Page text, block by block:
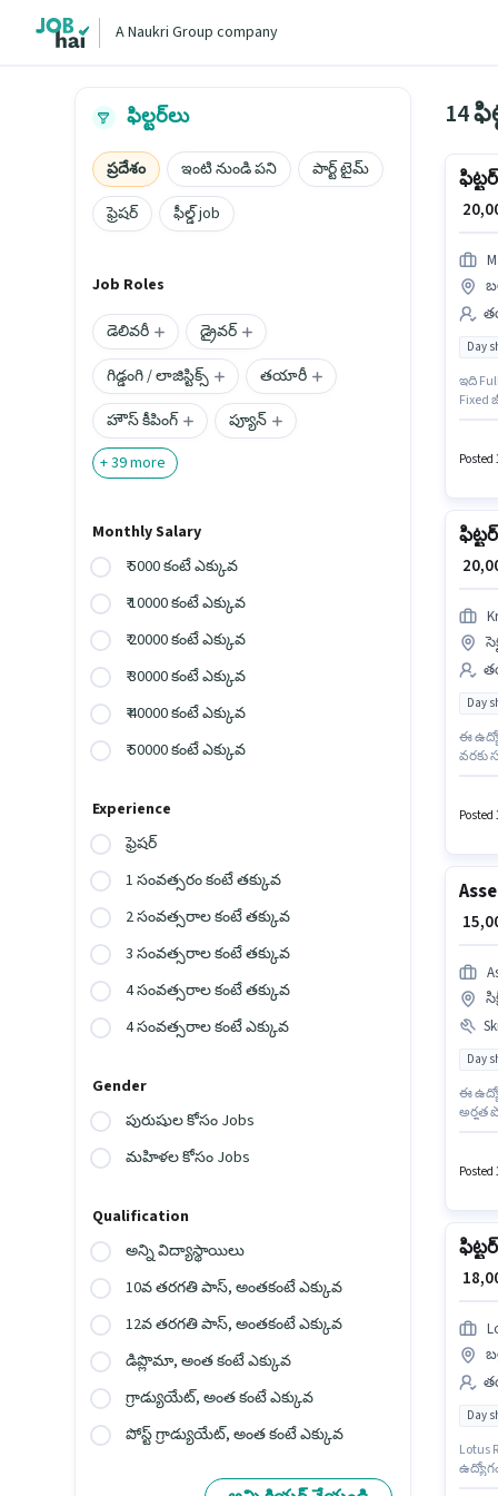
A Naukri Group company
ఫిల్టర్‌లు
ప్రదేశం ఇంటి నుండి పని
పార్ట్ టైమ్
ఫ్రెషర్
ఫీల్డ్ job
Job Roles
డెలివరీ
డ్రైవర్
గిడ్డంగి / లాజిస్టిక్స్
తయారీ
హౌస్ కీపింగ్
ప్యూన్
+39more
Monthly Salary
₹ 5000 కంటే ఎక్కువ
₹ 10000 కంటే ఎక్కువ
₹ 20000 కంటే ఎక్కువ
₹ 30000 కంటే ఎక్కువ
₹ 40000 కంటే ఎక్కువ
₹ 50000 కంటే ఎక్కువ
Experience
ఫ్రెషర్
1 సంవత్సరం కంటే తక్కువ
2 సంవత్సరాల కంటే తక్కువ
3 సంవత్సరాల కంటే తక్కువ
4 సంవత్సరాల కంటే తక్కువ
4 సంవత్సరాల కంటే ఎక్కువ
Gender
పురుషుల కోసం Jobs
మహిళల కోసం Jobs
Qualification
అన్ని విద్యాస్థాయిలు
10వ తరగతి పాస్, అంతకంటే ఎక్కువ
12వ తరగతి పాస్, అంతకంటే ఎక్కువ
డిప్లొమా, అంత కంటే ఎక్కువ
గ్రాడ్యుయేట్, అంత కంటే ఎక్కువ
పోస్ట్ గ్రాడ్యుయేట్, అంత కంటే ఎక్కువ
14
ఫిట్టర్
₹
Day
ఇది
Fixed
Posted
ఫిట్టర్
₹
Day
ఈ
వరకు
Posted
₹
Day
ఈ
అర్హత
Posted
ఫిట్టర్
₹
Day